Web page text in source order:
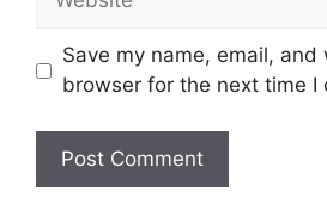
Save my name, email,
browser for the next time I